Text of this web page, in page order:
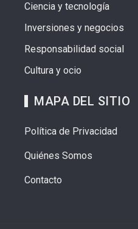
Ciencia y tecnología
Inversiones y negocios
Responsabilidad social
Cultura y ocio
MAPA DEL SITIO
Política de Privacidad
Quiénes Somos
Contacto